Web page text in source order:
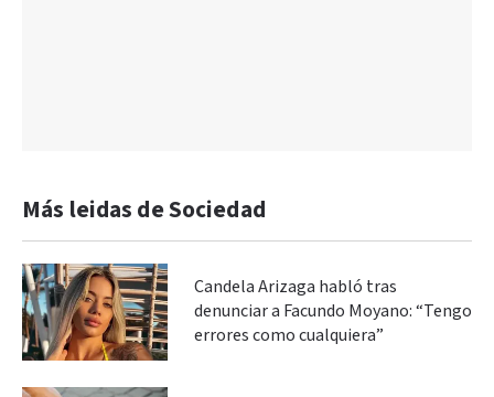
Más leidas de Sociedad
Candela Arizaga habló tras
denunciar a Facundo Moyano: “Tengo
errores como cualquiera”